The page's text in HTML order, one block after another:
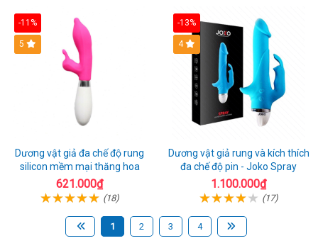
-11%
5
Dương vật giả đa chế độ rung
silicon mềm mại thăng hoa
621.000₫
(18)
-13%
4
Dương vật giả rung và kích thích
đa chế độ pin - Joko Spray
1.100.000₫
(17)
1 2 3 4